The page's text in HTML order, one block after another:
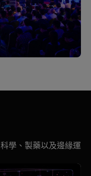
學、製藥以及邊緣運